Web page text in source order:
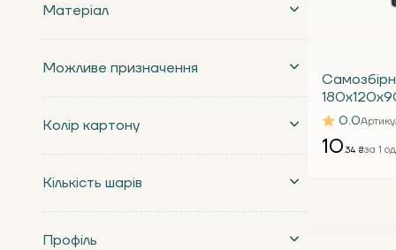
Матеріал
Можливе призначення
Колір картону
Кількість шарів
Профіль
0.0
10.34 ₴за 1